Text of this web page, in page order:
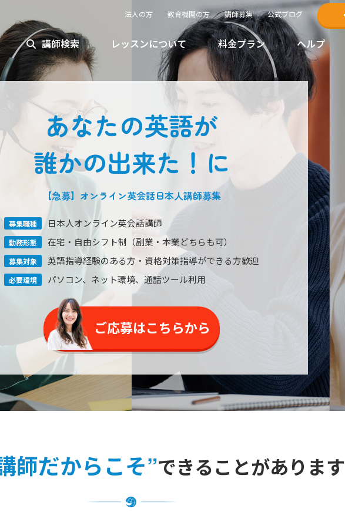
法人の方 教育機関の方 講師募集 公式ブログ
講師検索 レッスンについて 料金プラン ヘルプ
あなたの英語が
誰かの出来た！に
【急募】オンライン英会話日本人講師募集
募集職種 日本人オンライン英会話講師
勤務形態 在宅・自由シフト制 （副業・本業どちらも可）
募集対象 英語指導経験のある方 ・資格対策指導ができる方歓迎
必要環境 パソコン、ネット環境、通話ツール利用
ご応募はこちらから
師だからこそ”できることがあります